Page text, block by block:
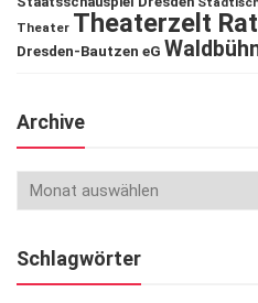
Theater Theaterzelt
Dresden-Bautzen eG
Archive
Schlagwörter